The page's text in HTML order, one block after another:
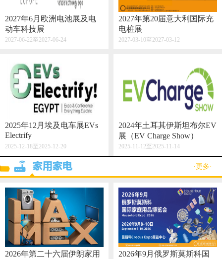
2027年6月欧洲电池展及电
动车科技展
2027-06-22至2027-06-24
2027年第20届意大利国际充
电桩展
2027-03-10至2027-03-12
2025年12月埃及电车展EVs
Electrify
2025-12-18至2025-12-20
2024年土耳其伊斯坦布尔EV
展（EV Charge Show）
2025-11-12至2025-11-14
·更多·
2026年第二十六届伊朗家用
2026年9月俄罗斯莫斯科国